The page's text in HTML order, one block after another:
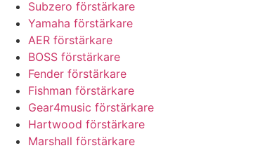
Subzero förstärkare
Yamaha förstärkare
AER förstärkare
BOSS förstärkare
Fender förstärkare
Fishman förstärkare
Gear4music förstärkare
Hartwood förstärkare
Marshall förstärkare